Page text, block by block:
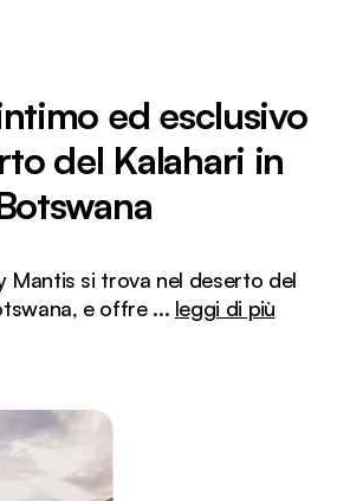
ed esclusivo
del Kalahari in
Mantis si trova nel deserto del
e offre ... leggi di più